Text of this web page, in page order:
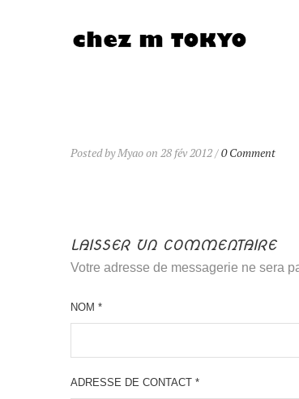
Posted by Myao on 28 fév 2012 /0 Comment
LAISSER UN COMMENTAIRE
Votre adresse de messagerie ne sera
NOM *
ADRESSE DE CONTACT *